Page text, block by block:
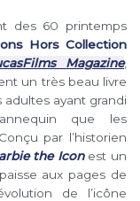
des 60 printemps
Hors Collection
Magazine,
un très beau livre
adultes ayant grandi
que les
par l’historien
the Iconest un
aux pages de
de l’icône